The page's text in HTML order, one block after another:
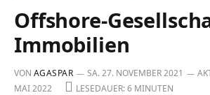
Offshore-
Immobilien
VON AGASPAR SA. 27. NOVEMBER 2021
MAI 2022
LESEDAUER: 6 MINUTEN